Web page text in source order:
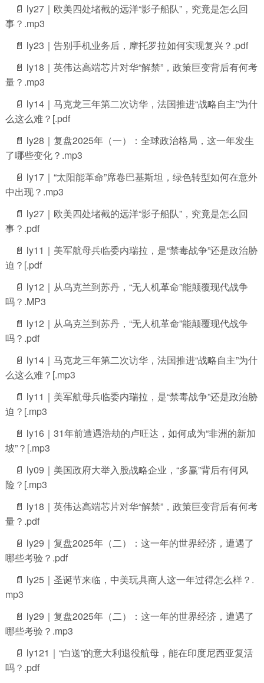
📄 ly27｜欧美四处堵截的远洋“影子船队”，究竟是怎么回
事？.mp3
📄 ly23｜告别手机业务后，摩托罗拉如何实现复兴？.pdf
📄 ly18｜英伟达高端芯片对华“解禁”，政策巨变背后有何考
量？.mp3
📄 ly14｜马克龙三年第二次访华，法国推进“战略自主”为什
么这么难？[.pdf
📄 ly28｜复盘2025年（一）：全球政治格局，这一年发生
了哪些变化？.mp3
📄 ly17｜“太阳能革命”席卷巴基斯坦，绿色转型如何在意外
中出现？.mp3
📄 ly27｜欧美四处堵截的远洋“影子船队”，究竟是怎么回
事？.pdf
📄 ly11｜美军航母兵临委内瑞拉，是“禁毒战争”还是政治胁
迫？[.pdf
📄 ly12｜从乌克兰到苏丹，“无人机革命”能颠覆现代战争
吗？.MP3
📄 ly12｜从乌克兰到苏丹，“无人机革命”能颠覆现代战争
吗？.pdf
📄 ly14｜马克龙三年第二次访华，法国推进“战略自主”为什
么这么难？[.mp3
📄 ly11｜美军航母兵临委内瑞拉，是“禁毒战争”还是政治胁
迫？[.mp3
📄 ly16｜31年前遭遇浩劫的卢旺达，如何成为“非洲的新加
坡”？[.mp3
📄 ly09｜美国政府大举入股战略企业，“多赢”背后有何风
险？[.mp3
📄 ly18｜英伟达高端芯片对华“解禁”，政策巨变背后有何考
量？.pdf
📄 ly29｜复盘2025年（二）：这一年的世界经济，遭遇了
哪些考验？.pdf
📄 ly25｜圣诞节来临，中美玩具商人这一年过得怎么样？.
mp3
📄 ly29｜复盘2025年（二）：这一年的世界经济，遭遇了
哪些考验？.mp3
📄 ly121｜“白送”的意大利退役航母，能在印度尼西亚复活
吗？.pdf